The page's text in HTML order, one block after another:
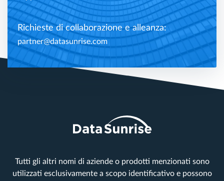
Richieste di collaborazione e alleanza:
partner@datasunrise.com
Tutti gli altri nomi di aziende o prodotti menzionati sono
utilizzati esclusivamente a scopo identificativo e possono